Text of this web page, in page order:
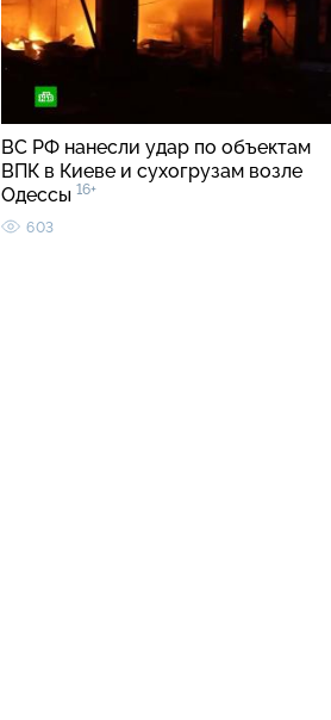
ВС РФ нанесли удар по объектам
ВПК в Киеве и сухогрузам возле
Одессы 16+
603